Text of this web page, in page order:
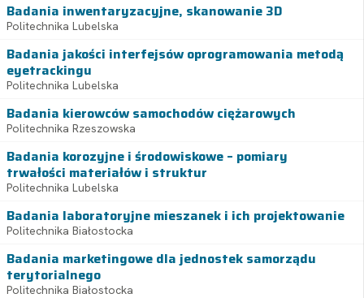
Badania inwentaryzacyjne, skanowanie 3D
Politechnika Lubelska
Badania jakości interfejsów oprogramowania metodą
eyetrackingu
Politechnika Lubelska
Badania kierowców samochodów ciężarowych
Politechnika Rzeszowska
Badania korozyjne i środowiskowe – pomiary
trwałości materiałów i struktur
Politechnika Lubelska
Badania laboratoryjne mieszanek i ich projektowanie
Politechnika Białostocka
Badania marketingowe dla jednostek samorządu
terytorialnego
Politechnika Białostocka